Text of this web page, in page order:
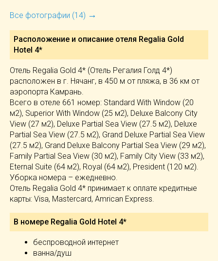
Все фотографии (14) →
Расположение и описание отеля Regalia Gold
Hotel 4*
Отель Regalia Gold 4* (Отель Регалия Голд 4*)
расположен в г. Нячанг, в 450 м от пляжа, в 36 км от
аэропорта Камрань.
Всего в отеле 661 номер: Standard With Window (20
м2), Superior With Window (25 м2), Deluxe Balcony City
View (27 м2), Deluxe Partial Sea View (27.5 м2), Deluxe
Partial Sea View (27.5 м2), Grand Deluxe Partial Sea View
(27.5 м2), Grand Deluxe Balcony Partial Sea View (29 м2),
Family Partial Sea View (30 м2), Family City View (33 м2),
Eternal Suite (64 м2), Royal (64 м2), President (120 м2).
Уборка номера – ежедневно.
Отель Regalia Gold 4* принимает к оплате кредитные
карты: Visa, Mastercard, Amrican Express.
В номере Regalia Gold Hotel 4*
беспроводной интернет
ванна/душ